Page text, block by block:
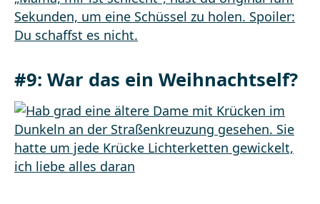
#9: War das ein Weihnachtself?